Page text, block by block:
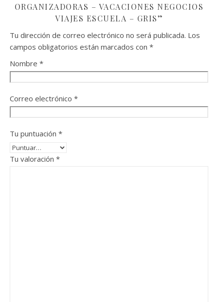
ORGANIZADORAS – VACACIONES NEGOCIOS
VIAJES ESCUELA – GRIS”
Tu dirección de correo electrónico no será publicada. Los
campos obligatorios están marcados con *
Nombre *
Correo electrónico *
Tu puntuación *
Tu valoración *